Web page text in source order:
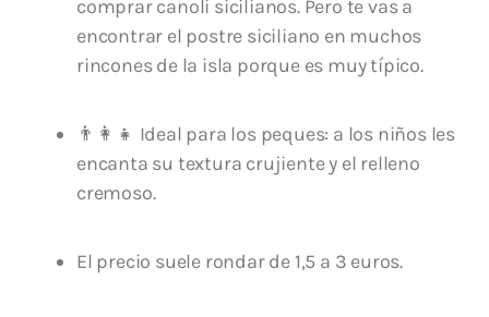
comprar canoli sicilianos. Pero te vas a
encontrar el postre siciliano en muchos
rincones de la isla porque es muy típico.
👨‍👩‍👧 Ideal para los peques: a los niños les
encanta su textura crujiente y el relleno
cremoso.
El precio suele rondar de 1,5 a 3 euros.